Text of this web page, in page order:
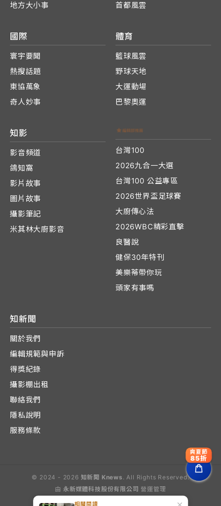
相關閱讀
地方大小事
首都風雲
國際
寰宇要聞
熱搜話題
東協萬象
奇人妙事
體育
籃球風雲
野球天地
大運動場
巴黎奧運
知影
影音頻道
鴿知窩
影片故事
圖片故事
攝影筆記
米其林大廚影音
台灣100
2026九合一大選
台灣100 公益專區
2026世界盃足球賽
大廚傳心法
2026WBC精彩直擊
良醫說
健保30年特刊
美樂蒂帶你玩
頭家有事嗎
知新聞
關於我們
編輯規範與申訴
得獎紀錄
攝影棚出租
聯絡我們
隱私說明
服務條款
© 2024 - 2026 知新聞 Knews . All Rights Reserved.
由 永新媒體科技股份有限公司 營運管理
爽夏節
85折